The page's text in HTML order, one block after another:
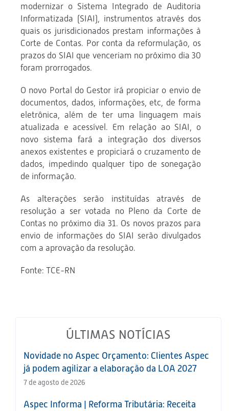
modernizar o Sistema Integrado de Auditoria
Informatizada (SIAI), instrumentos através dos
quais os jurisdicionados prestam informações à
Corte de Contas. Por conta da reformulação, os
prazos do SIAI que venceriam no próximo dia 30
foram prorrogados.
O novo Portal do Gestor irá propiciar o envio de
documentos, dados, informações, etc, de forma
eletrônica, além de ter uma linguagem mais
atualizada e acessível. Em relação ao SIAI, o
novo sistema fará a integração dos diversos
anexos existentes e propiciará o cruzamento de
dados, impedindo qualquer tipo de sonegação
de informação.
As alterações serão instituídas através de
resolução a ser votada no Pleno da Corte de
Contas no próximo dia 31. Os novos prazos para
envio de informações do SIAI serão divulgados
com a aprovação da resolução.
Fonte: TCE-RN
ÚLTIMAS NOTÍCIAS
Novidade no Aspec Orçamento: Clientes Aspec
já podem agilizar a elaboração da LOA 2027
7 de agosto de 2026
Aspec Informa | Reforma Tributária: Receita